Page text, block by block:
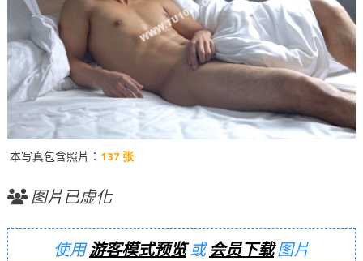
本写真包含照片： 137 张
图片已虚化
使用游客模式预览或会员下载图片